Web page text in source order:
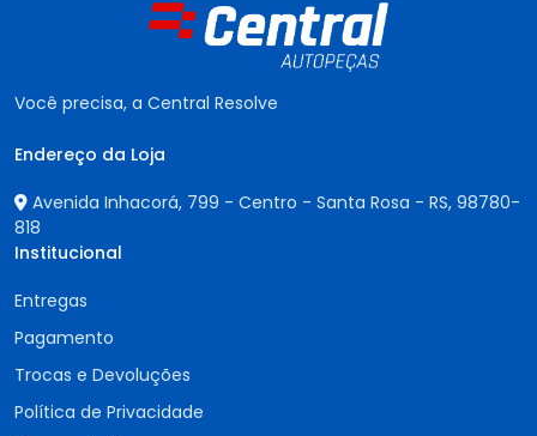
Você precisa, a Central Resolve
Endereço da Loja
Avenida Inhacorá, 799 - Centro - Santa Rosa - RS, 98780-
818
Institucional
Entregas
Pagamento
Trocas e Devoluções
Política de Privacidade